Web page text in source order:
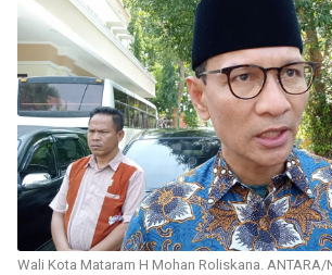
Wali Kota Mataram H Mohan Roliskana. ANTARA/